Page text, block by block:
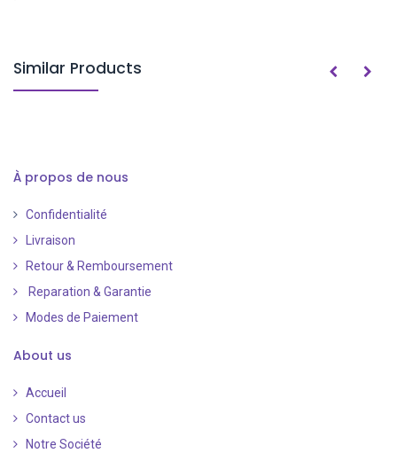
Similar Products
À propos de nous
Confidentialité
Livraison
Retour & Remboursement
Reparation & Garantie
Modes de Paiement
About us
Accueil
Contact us
Notre Société